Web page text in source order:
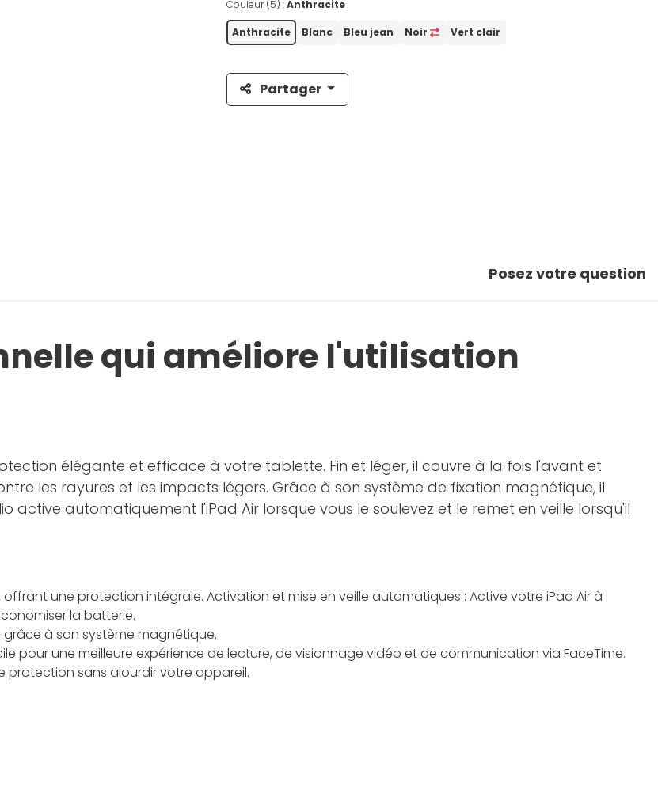
Couleur (5) :Anthracite
Anthracite Blanc Bleu jean Noir Vert clair
Partager
Posez votre question
qui améliore l'utilisation
élégante et efficace à votre tablette. Fin et léger, il couvre à la fois l'avant et
les rayures et les impacts légers. Grâce à son système de fixation magnétique, il
active automatiquement l'iPad Air lorsque vous le soulevez et le remet en veille lorsqu'il
une protection intégrale. Activation et mise en veille automatiques : Active votre iPad Air à
la batterie.
à son système magnétique.
pour une meilleure expérience de lecture, de visionnage vidéo et de communication via FaceTime.
protection sans alourdir votre appareil.